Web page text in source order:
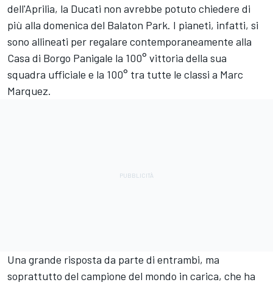
dell'Aprilia, la Ducati non avrebbe potuto chiedere di
più alla domenica del Balaton Park. I pianeti, infatti, si
sono allineati per regalare contemporaneamente alla
Casa di Borgo Panigale la 100° vittoria della sua
squadra ufficiale e la 100° tra tutte le classi a Marc
Marquez.
Una grande risposta da parte di entrambi, ma
soprattutto del campione del mondo in carica, che ha